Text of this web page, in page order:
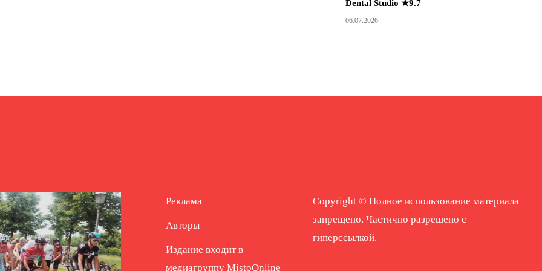
Dental Studio ★9.7
06.07.2026
Реклама
Авторы
Издание входит в
медиагруппу MistoOnline
Copyright © Полное использование материала
запрещено. Частично разрешено с
гиперссылкой.